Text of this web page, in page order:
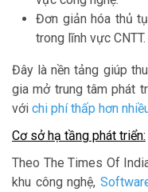
Đơn giản hóa thủ
trong lĩnh vực CNTT.
Đây là nền tảng giúp
gia mở trung tâm phát
với chi phí thấp hơn
Cơ sở hạ tầng phát triển:
Theo The Times Of
khu công nghệ,